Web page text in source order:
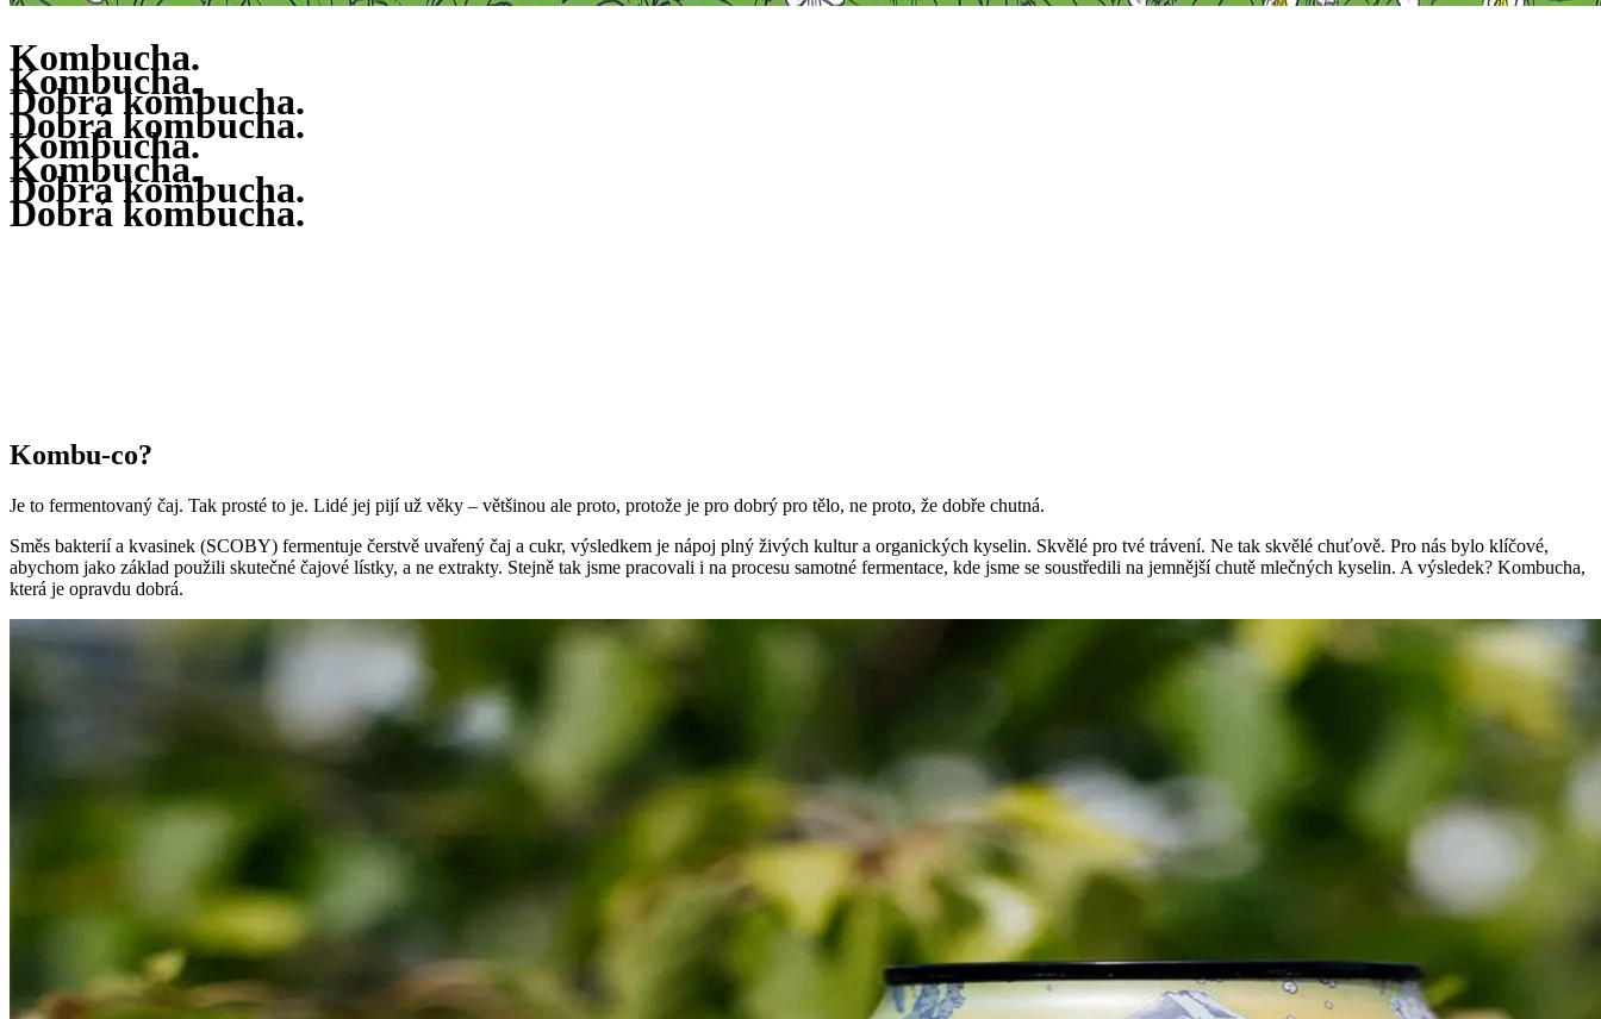
Kombucha.
Dobrá kombucha.
Kombucha.
Dobrá kombucha.
Kombucha.
Dobrá kombucha.
Kombucha.
Dobrá kombucha.
Kombu-co?
Je to fermentovaný čaj. Tak prosté to je. Lidé jej pijí už věky – většinou ale proto, protože je pro dobrý pro tělo, ne proto, že dobře chutná.
Směs bakterií a kvasinek (SCOBY) fermentuje čerstvě uvařený čaj a cukr, výsledkem je nápoj plný živých kultur a organických kyselin. Skvělé pro tvé trávení. Ne tak skvělé chuťově. Pro nás bylo klíčové,
abychom jako základ použili skutečné čajové lístky, a ne extrakty. Stejně tak jsme pracovali i na procesu samotné fermentace, kde jsme se soustředili na jemnější chutě mlečných kyselin. A výsledek? Kombucha,
která je opravdu dobrá.